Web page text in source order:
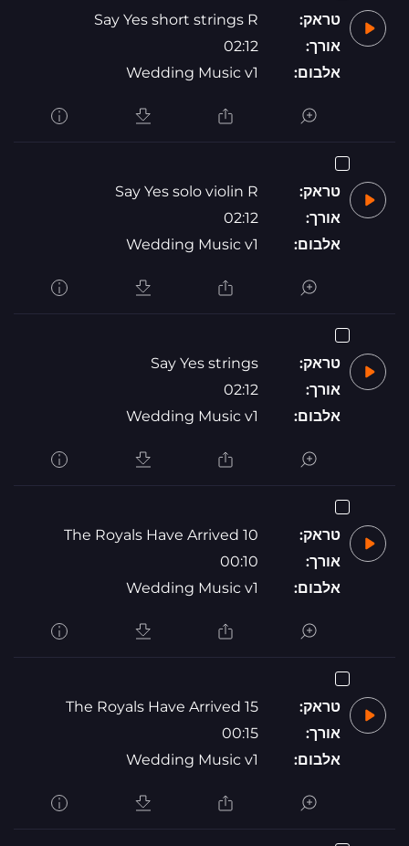
טראק:
Say Yes short strings R
אורך:
02:12
אלבום:
Wedding Music v1
טראק:
Say Yes solo violin R
אורך:
02:12
אלבום:
Wedding Music v1
טראק:
Say Yes strings
אורך:
02:12
אלבום:
Wedding Music v1
טראק:
The Royals Have Arrived 10
אורך:
00:10
אלבום:
Wedding Music v1
טראק:
The Royals Have Arrived 15
אורך:
00:15
אלבום:
Wedding Music v1